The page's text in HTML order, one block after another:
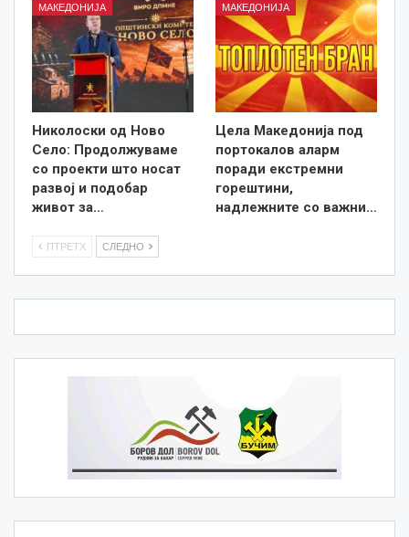
МАКЕДОНИЈА
Николоски од Ново
Село: Продолжуваме
со проекти што носат
развој и подобар
живот за…
МАКЕДОНИЈА
Цела Македонија под
портокалов аларм
поради екстремни
горештини,
надлежните со важни…
ПТРЕТХ СЛЕДНО